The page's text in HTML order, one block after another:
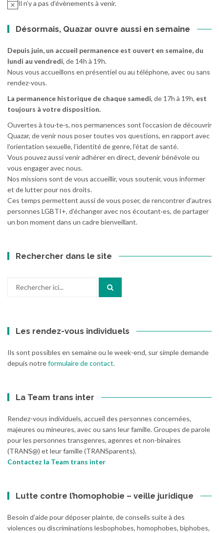
Il n’y a pas d’évènements à venir.
Désormais, Quazar ouvre aussi en semaine
Depuis juin, un accueil permanence est ouvert en semaine, du
lundi au vendredi, de 14h à 19h.
Nous vous accueillons en présentiel ou au téléphone, avec ou sans
rendez-vous.
La permanence historique de chaque samedi, de 17h à 19h, est
toujours à votre disposition.
Ouvertes à tou·te·s, nos permanences sont l’occasion de découvrir
Quazar, de venir nous poser toutes vos questions, en rapport avec
l’orientation sexuelle, l’identité de genre, l’état de santé.
Vous pouvez aussi venir adhérer en direct, devenir bénévole ou
vous engager avec nous.
Nos missions sont de vous accueillir, vous soutenir, vous informer
et de lutter pour nos droits.
Ces temps permettent aussi de vous poser, de rencontrer d’autres
personnes LGBTI+, d’échanger avec nos écoutant·es, de partager
un bon moment dans un cadre bienveillant.
Rechercher dans le site
Les rendez-vous individuels
Ils sont possibles en semaine ou le week-end, sur simple demande
depuis notreformulaire de contact.
La Team trans inter
Rendez-vous individuels, accueil des personnes concernées,
majeures ou mineures, avec ou sans leur famille. Groupes de parole
pour les personnes transgenres, agenres et non-binaires
(TRANS@) et leur famille (TRANSparents).
Contactez la Team trans inter
Lutte contre l’homophobie – veille juridique
Besoin d’aide pour déposer plainte, de conseils suite à des
violences ou discriminations lesbophobes, homophobes, biphobes,